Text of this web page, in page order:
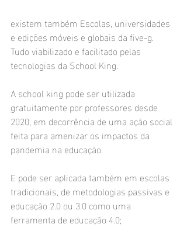
existem também Escolas, universidades
e edições móveis e globais da five-g.
Tudo viabilizado e facilitado pelas
tecnologias da School King.
A school king pode ser utilizada
gratuitamente por professores desde
2020, em decorrência de uma ação social
feita para amenizar os impactos da
pandemia na educação.
E pode ser aplicada também em escolas
tradicionais, de metodologias passivas e
educação 2.0 ou 3.0 como uma
ferramenta de educação 4.0;